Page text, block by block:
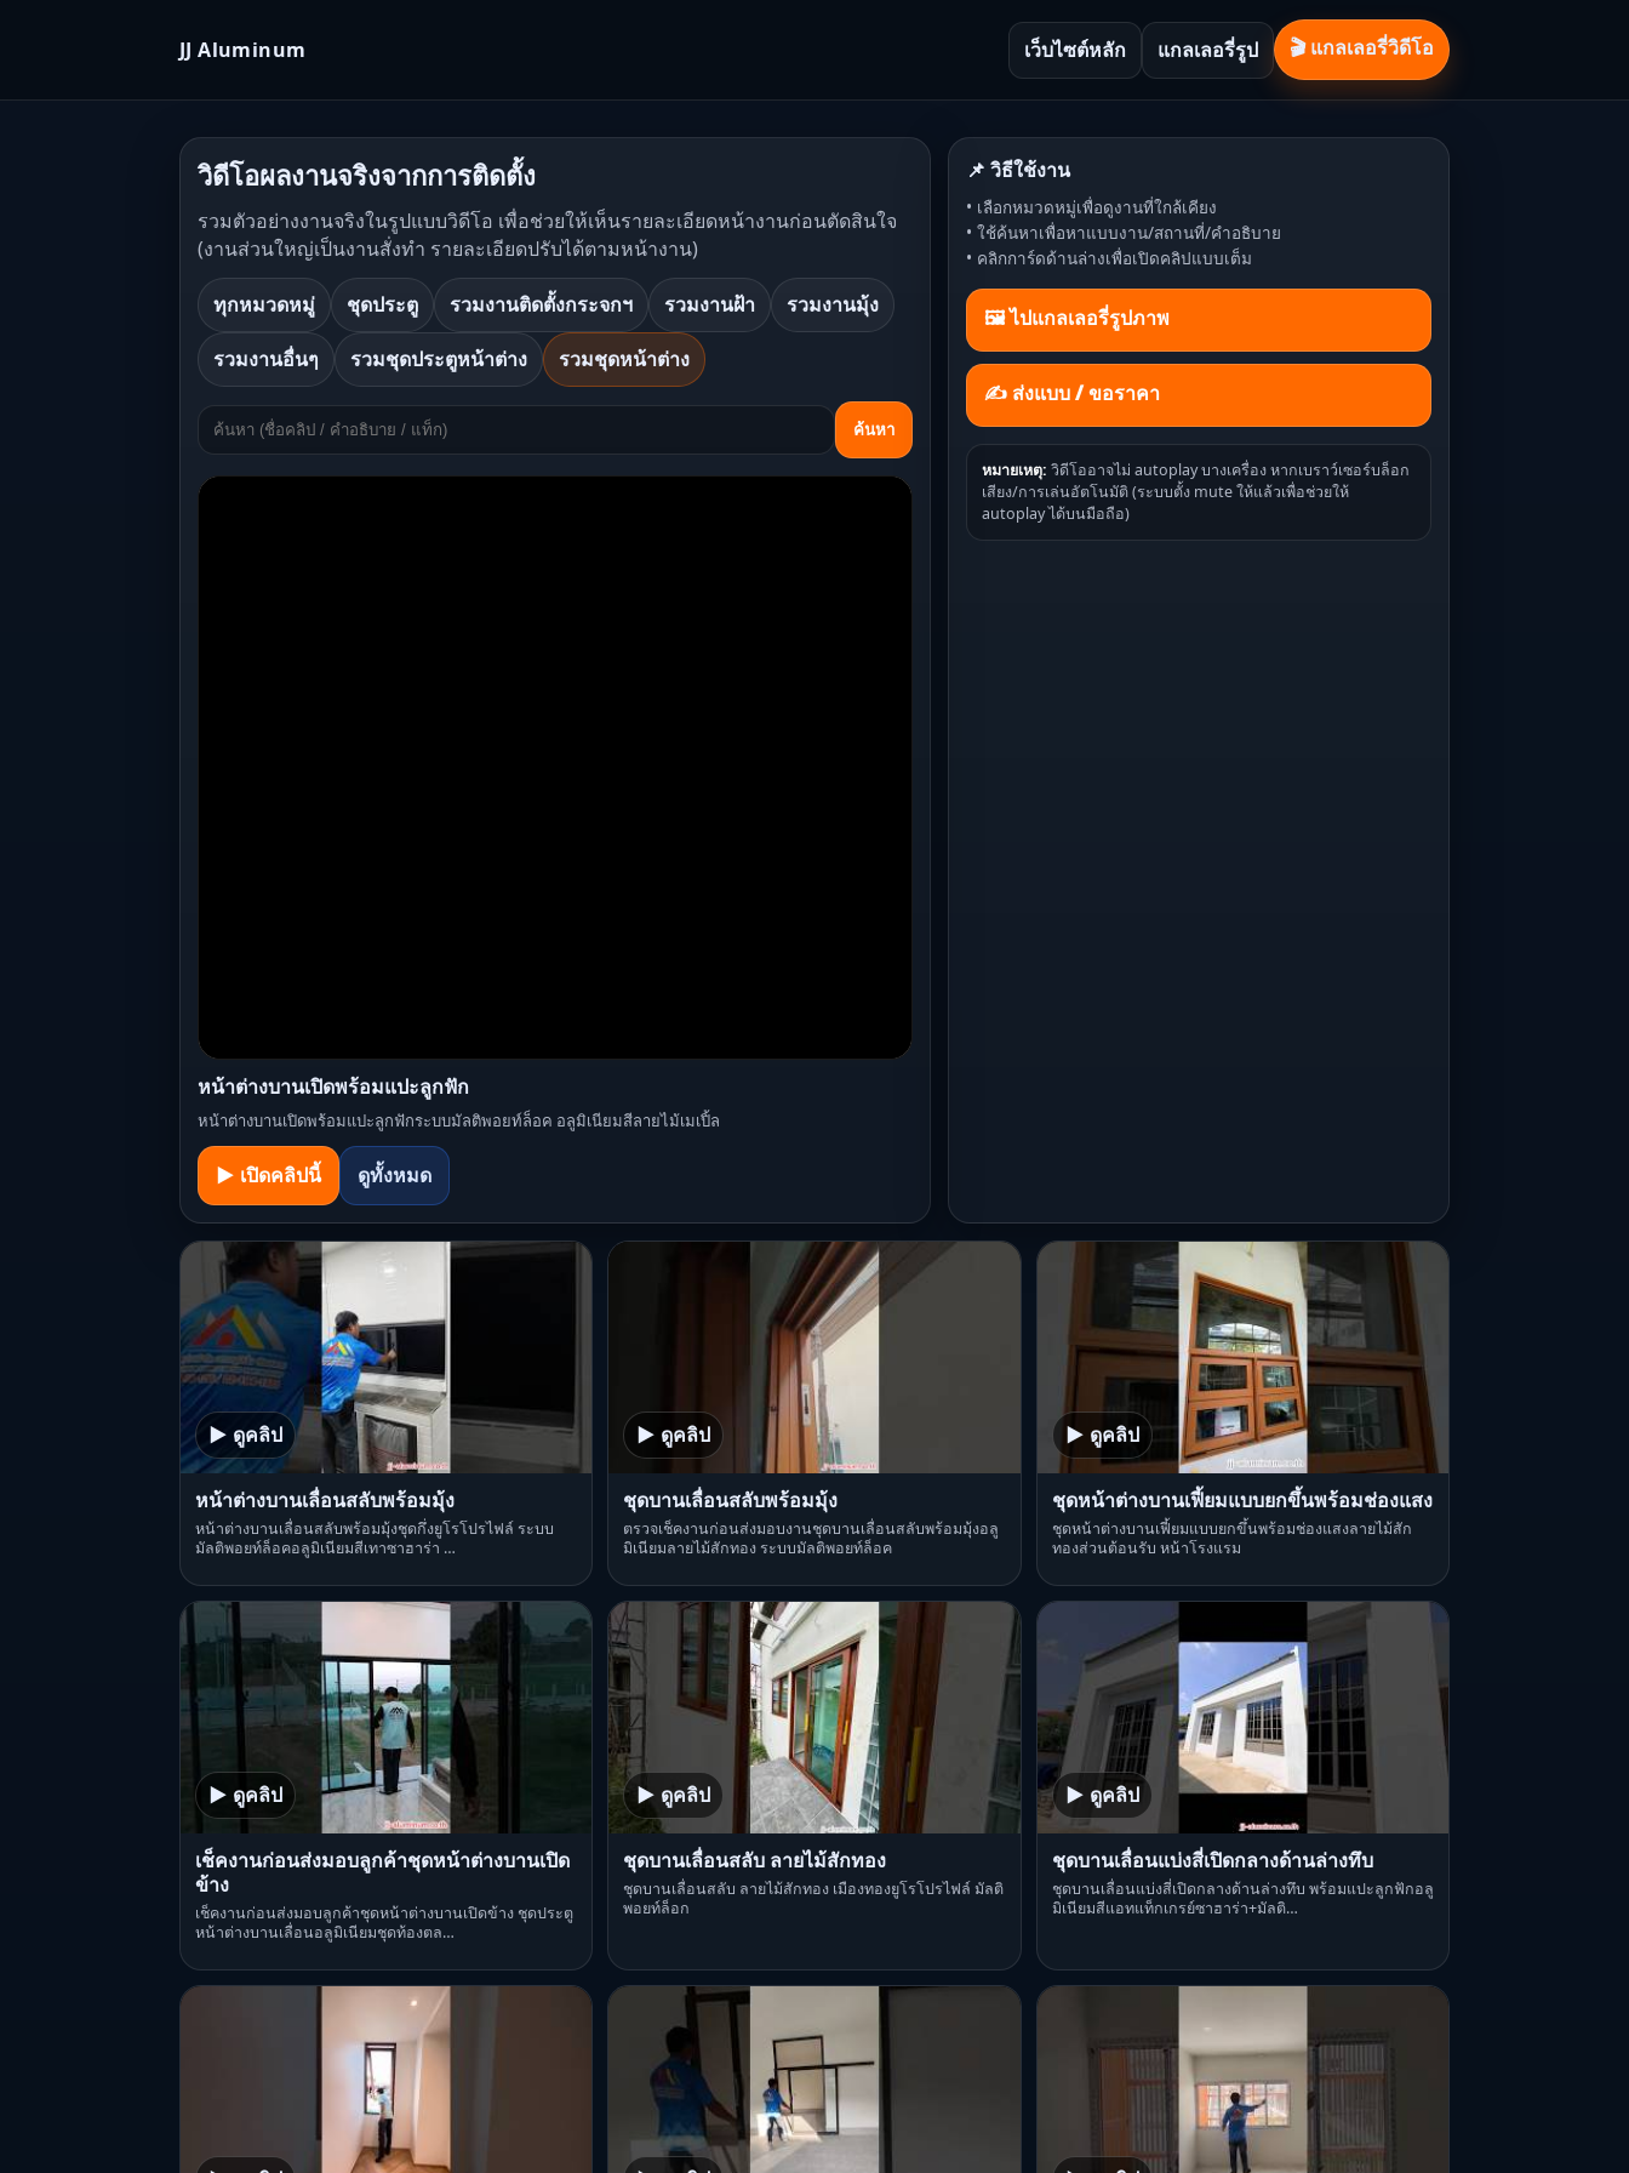
JJ Aluminum เว็บไซต์หลัก แกลเลอรี่รูป 🎬 แกลเลอรี่วิดีโอ
วิดีโอผลงานจริงจากการติดตั้ง
รวมตัวอย่างงานจริงในรูปแบบวิดีโอ เพื่อช่วยให้เห็นรายละเอียดหน้างานก่อนตัดสินใจ
(งานส่วนใหญ่เป็นงานสั่งทำ รายละเอียดปรับได้ตามหน้างาน)
ทุกหมวดหมู่ ชุดประตู รวมงานติดตั้งกระจกฯ รวมงานฝ้า รวมงานมุ้ง
รวมงานอื่นๆ รวมชุดประตูหน้าต่าง รวมชุดหน้าต่าง
ค้นหา
หน้าต่างบานเปิดพร้อมแปะลูกฟัก
หน้าต่างบานเปิดพร้อมแปะลูกฟักระบบมัลติพอยท์ล็อค อลูมิเนียมสีลายไม้เมเปิ้ล
▶ เปิดคลิปนี้ ดูทั้งหมด
📌 วิธีใช้งาน
• เลือกหมวดหมู่เพื่อดูงานที่ใกล้เคียง
• ใช้ค้นหาเพื่อหาแบบงาน/สถานที่/คำอธิบาย
• คลิกการ์ดด้านล่างเพื่อเปิดคลิปแบบเต็ม
🖼️ ไปแกลเลอรี่รูปภาพ
✍ ส่งแบบ / ขอราคา
หมายเหตุ: วิดีโออาจไม่ autoplay บางเครื่อง หากเบราว์เซอร์บล็อก
เสียง/การเล่นอัตโนมัติ (ระบบตั้ง mute ให้แล้วเพื่อช่วยให้
autoplay ได้บนมือถือ)
▶ ดูคลิป
หน้าต่างบานเลื่อนสลับพร้อมมุ้ง
หน้าต่างบานเลื่อนสลับพร้อมมุ้งชุดกึ่งยูโรโปรไฟล์ ระบบ
มัลติพอยท์ล็อคอลูมิเนียมสีเทาซาฮาร่า …
▶ ดูคลิป
ชุดบานเลื่อนสลับพร้อมมุ้ง
ตรวจเช็คงานก่อนส่งมอบงานชุดบานเลื่อนสลับพร้อมมุ้งอลู
มิเนียมลายไม้สักทอง ระบบมัลติพอยท์ล็อค
▶ ดูคลิป
ชุดหน้าต่างบานเฟี้ยมแบบยกขึ้นพร้อมช่องแสง
ชุดหน้าต่างบานเฟี้ยมแบบยกขึ้นพร้อมช่องแสงลายไม้สัก
ทองส่วนต้อนรับ หน้าโรงแรม
▶ ดูคลิป
เช็คงานก่อนส่งมอบลูกค้าชุดหน้าต่างบานเปิด
ข้าง
เช็คงานก่อนส่งมอบลูกค้าชุดหน้าต่างบานเปิดข้าง ชุดประตู
หน้าต่างบานเลื่อนอลูมิเนียมชุดท้องตล…
▶ ดูคลิป
ชุดบานเลื่อนสลับ ลายไม้สักทอง
ชุดบานเลื่อนสลับ ลายไม้สักทอง เมืองทองยูโรโปรไฟล์ มัลติ
พอยท์ล็อก
▶ ดูคลิป
ชุดบานเลื่อนแบ่งสี่เปิดกลางด้านล่างทึบ
ชุดบานเลื่อนแบ่งสี่เปิดกลางด้านล่างทึบ พร้อมแปะลูกฟักอลู
มิเนียมสีแอทแท็กเกรย์ซาฮาร่า+มัลติ…